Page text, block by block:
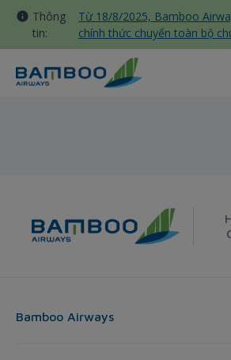
Thông
tin:
Từ 18/8/2025, Bamboo
chính thức chuyển toàn bộ
bay nội địa sang nhà ga T3
Sơn Nhất
Bamboo Airways